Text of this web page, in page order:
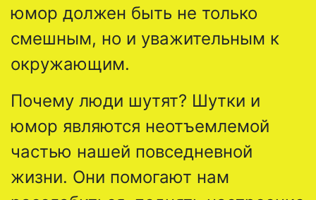
юмор должен быть не только
смешным, но и уважительным к
окружающим.
Почему люди шутят? Шутки и
юмор являются неотъемлемой
частью нашей повседневной
жизни. Они помогают нам